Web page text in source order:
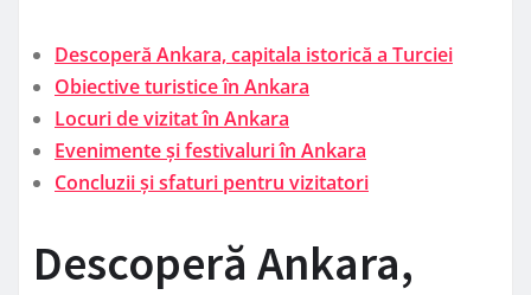
Descoperă Ankara, capitala istorică a Turciei
Obiective turistice în Ankara
Locuri de vizitat în Ankara
Evenimente și festivaluri în Ankara
Concluzii și sfaturi pentru vizitatori
Descoperă Ankara,